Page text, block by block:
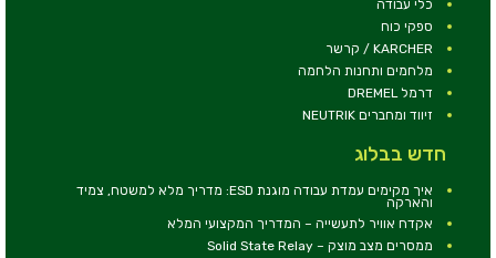
כלי עבודה
ספקי כוח
KARCHER / קרשר
מלחמים ותחנות הלחמה
דרמל DREMEL
זיווד ומחברים NEUTRIK
חדש בבלוג
איך מקימים עמדת עבודה מוגנת ESD: מדריך מלא למשטח, צמיד
והארקה
אקדח אוויר לתעשייה – המדריך המקצועי המלא
ממסרים מצב מוצק – Solid State Relay